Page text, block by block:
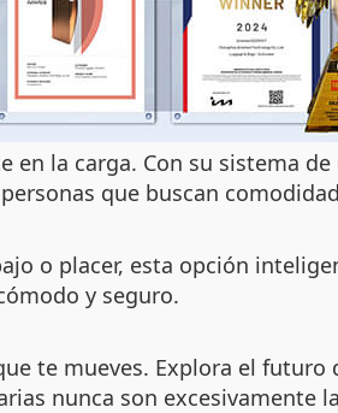
la carga. Con su sistema
que buscan
o placer, esta opción
y seguro.
te mueves. Explora el futuro
nunca son excesivamente